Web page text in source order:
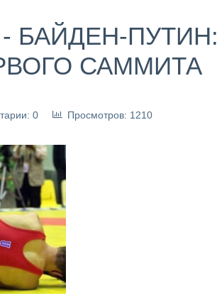
- БАЙДЕН-ПУТИН:
САММИТА
0 Просмотров: 1210